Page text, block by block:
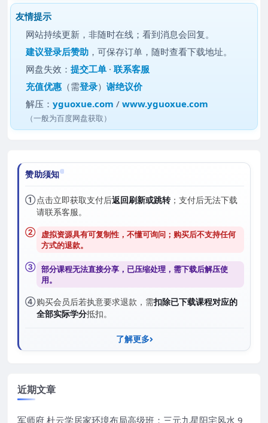
友情提示
网站持续更新，非随时在线；看到消息会回复。
建议登录后赞助 ，可保存订单，随时查看下载地址。
网盘失效：提交工单 ·联系客服
充值优惠 （需登录）谢绝议价
解压：yguoxue.com /www.yguoxue.com
（一般为百度网盘获取）
赞助须知
①点击立即获取支付后返回刷新或跳转；支付后无法下载
请联系客服。
② 虚拟资源具有可复制性，不懂可询问；购买后不支持任何
方式的退款。
③ 部分课程无法直接分享，已压缩处理，需下载后解压使
用。
④购买会员后若执意要求退款，需扣除已下载课程对应的
全部实际学分抵扣。
了解更多
近期文章
军师府 杜云学居家环境布局高级班：三元九星阳宅风水 9